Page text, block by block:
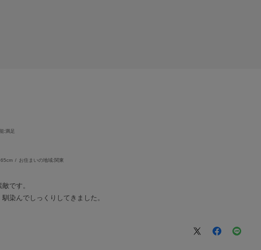
:満足
お住まいの地域:関東
です。
染んでしっくりしてきました。